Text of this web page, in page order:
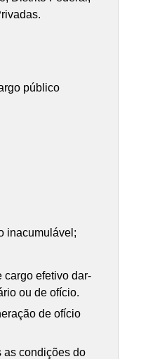
público
inacumulável;
cargo efetivo dar-
ou de ofício.
de ofício
as condições do